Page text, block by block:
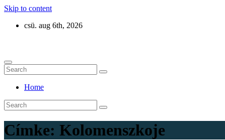
Skip to content
csü. aug 6th, 2026
Home
Címke: Kolomenszkoje